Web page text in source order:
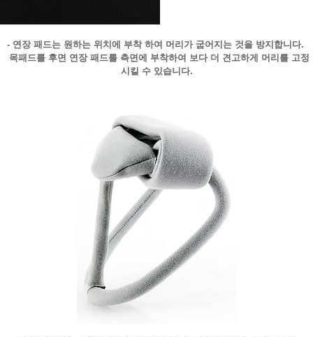
- 연장 패드는 원하는 위치에 부착 하여 머리가 굽어지는 것을 방지합니다.
목패드를 후면 연장 패드를 측면에 부착하여 보다 더 견고하게 머리를 고정
시킬 수 있습니다.